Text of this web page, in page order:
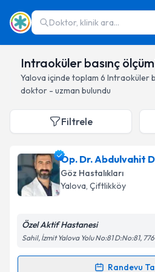
Doktor, klinik ara...
Intraoküler basınç
Yalova içinde toplam 6 Intraoküler
doktor - uzman bulundu
Filtrele
Op. Dr. Abdulvahit
Göz Hastalıkları
Yalova, Çiftlikköy
Özel Aktif Hastanesi
Sahil, İzmit Yalova Yolu No:81 D:No:81,
Randevu